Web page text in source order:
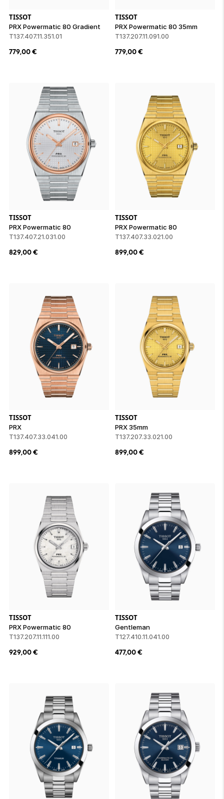
TISSOT
PRX Powermatic 80 Gradient
T137.407.11.351.01
779,00€
TISSOT
PRX Powermatic 80 35mm
T137.207.11.091.00
779,00€
TISSOT
PRX Powermatic 80
T137.407.21.031.00
829,00€
TISSOT
PRX Powermatic 80
T137.407.33.021.00
899,00€
TISSOT
PRX
T137.407.33.041.00
899,00€
TISSOT
PRX 35mm
T137.207.33.021.00
899,00€
TISSOT
PRX Powermatic 80
T137.207.11.111.00
929,00€
TISSOT
Gentleman
T127.410.11.041.00
477,00€